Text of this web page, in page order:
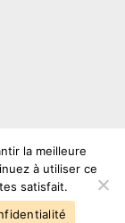
—
la meilleure
à utiliser ce
satisfait.